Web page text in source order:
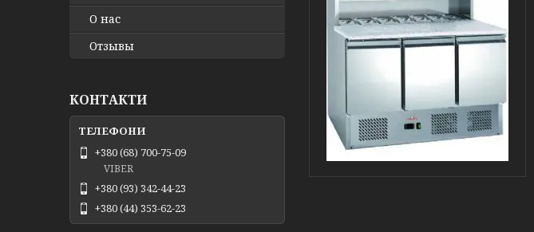
О нас
Отзывы
КОНТАКТИ
+380 (68) 700-75-09
VIBER
+380 (93) 342-44-23
+380 (44) 353-62-23